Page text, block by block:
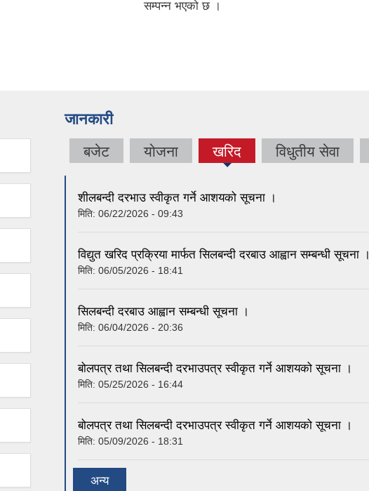
सम्पन्न भएको छ ।
जानकारी
बजेट योजना खरिद
(active
विधुतीय सेवा
शीलबन्दी दरभाउ स्वीकृत गर्ने आशयको सूचना ।
मिति: 06/22/2026 - 09:43
विद्युत खरिद प्रक्रिया मार्फत सिलबन्दी दरबाउ आह्वान सम्बन्धी सूचना ।
मिति: 06/05/2026 - 18:41
सिलबन्दी दरबाउ आह्वान सम्बन्धी सूचना ।
मिति: 06/04/2026 - 20:36
बोलपत्र तथा सिलबन्दी दरभाउपत्र स्वीकृत गर्ने आशयको सूचना ।
मिति: 05/25/2026 - 16:44
बोलपत्र तथा सिलबन्दी दरभाउपत्र स्वीकृत गर्ने आशयको सूचना ।
मिति: 05/09/2026 - 18:31
अन्य